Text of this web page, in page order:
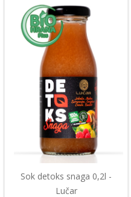
Sok detoks snaga 0,2l -
Lučar